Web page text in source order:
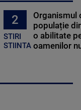
2
STIRI
STIINTA
Organismul
populație
o abilitate
oamenilor